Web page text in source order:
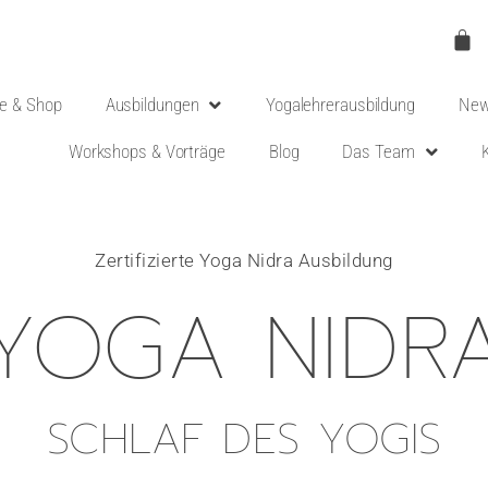
& Shop Ausbildungen Yogalehrerausbildung
Workshops & Vorträge Blog Das Team
Zertifizierte Yoga Nidra Ausbildung
SCHLAF DES YOGIS